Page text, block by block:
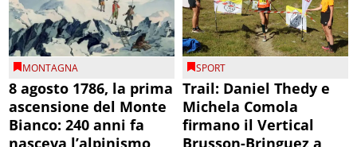
MONTAGNA
8 agosto 1786, la prima
ascensione del Monte
Bianco: 240 anni fa
nasceva l’alpinismo
SPORT
Trail: Daniel Thedy e
Michela Comola
firmano il Vertical
Brusson-Bringuez a